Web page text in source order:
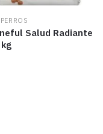
PERROS
Salud Radiante